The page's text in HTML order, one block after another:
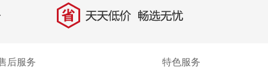
省 天天低价，畅选无忧
后服务 特色服务